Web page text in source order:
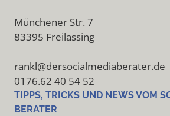
Münchener Str. 7
83395 Freilassing
rankl@dersocialmediaberater.de
0176.62 40 54 52
TIPPS, TRICKS UND NEWS VOM
BERATER